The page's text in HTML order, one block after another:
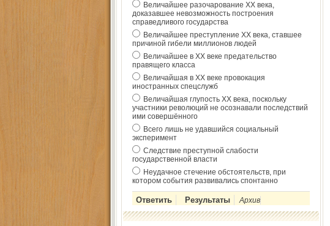
Величайшее разочарование ХХ века,
доказавшее невозможность построения
справедливого государства
Величайшее преступление ХХ века, ставшее
причиной гибели миллионов людей
Величайшее в ХХ веке предательство
правящего класса
Величайшая в ХХ веке провокация
иностранных спецслужб
Величайшая глупость ХХ века, поскольку
участники революций не осознавали последствий
ими совершённого
Всего лишь не удавшийся социальный
эксперимент
Следствие преступной слабости
государственной власти
Неудачное стечение обстоятельств, при
котором события развивались спонтанно
Архив